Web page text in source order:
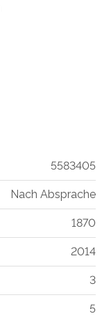
5583405
Nach Absprache
1870
2014
3
5